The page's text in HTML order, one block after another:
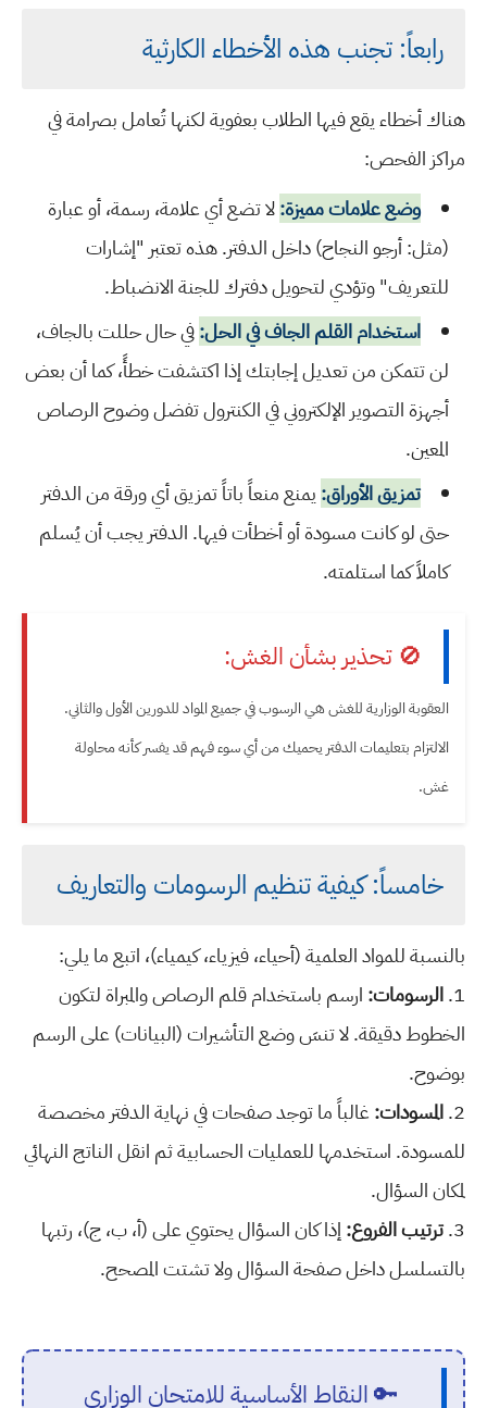
رابعاً: تجنب هذه الأخطاء الكارثية
هناك أخطاء يقع فيها الطلاب بعفوية لكنها تُعامل بصرامة في
مراكز الفحص:
وضع علامات مميزة:لا تضع أي علامة، رسمة، أو عبارة
(مثل: أرجو النجاح) داخل الدفتر. هذه تعتبر "إشارات
للتعريف" وتؤدي لتحويل دفترك للجنة الانضباط.
استخدام القلم الجاف في الحل:في حال حللت بالجاف،
لن تتمكن من تعديل إجابتك إذا اكتشفت خطأً، كما أن بعض
أجهزة التصوير الإلكتروني في الكنترول تفضل وضوح الرصاص
المعين.
تمزيق الأوراق: يمنع منعاً باتاً تمزيق أي ورقة من الدفتر
حتى لو كانت مسودة أو أخطأت فيها. الدفتر يجب أن يُسلم
كاملاً كما استلمته.
🚫 تحذير بشأن الغش:
العقوبة الوزارية للغش هي الرسوب في جميع المواد للدورين الأول والثاني.
الالتزام بتعليمات الدفتر يحميك من أي سوء فهم قد يفسر كأنه محاولة
غش.
خامساً: كيفية تنظيم الرسومات والتعاريف
بالنسبة للمواد العلمية (أحياء، فيزياء، كيمياء)، اتبع ما يلي:
1. الرسومات: ارسم باستخدام قلم الرصاص والمبراة لتكون
الخطوط دقيقة. لا تنسَ وضع التأشيرات (البيانات) على الرسم
بوضوح.
2. المسودات: غالباً ما توجد صفحات في نهاية الدفتر مخصصة
للمسودة. استخدمها للعمليات الحسابية ثم انقل الناتج النهائي
لمكان السؤال.
3. ترتيب الفروع: إذا كان السؤال يحتوي على (أ، ب، ج)، رتبها
بالتسلسل داخل صفحة السؤال ولا تشتت المصحح.
🔑 النقاط الأساسية للامتحان الوزاري